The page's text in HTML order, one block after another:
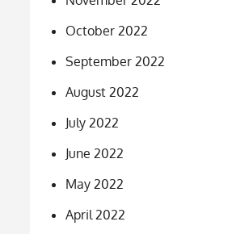
October 2022
September 2022
August 2022
July 2022
June 2022
May 2022
April 2022